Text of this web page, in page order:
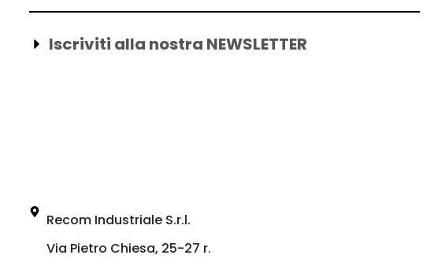
Iscriviti alla nostra NEWSLETTER
Recom Industriale S.r.l.
Via Pietro Chiesa, 25-27 r.